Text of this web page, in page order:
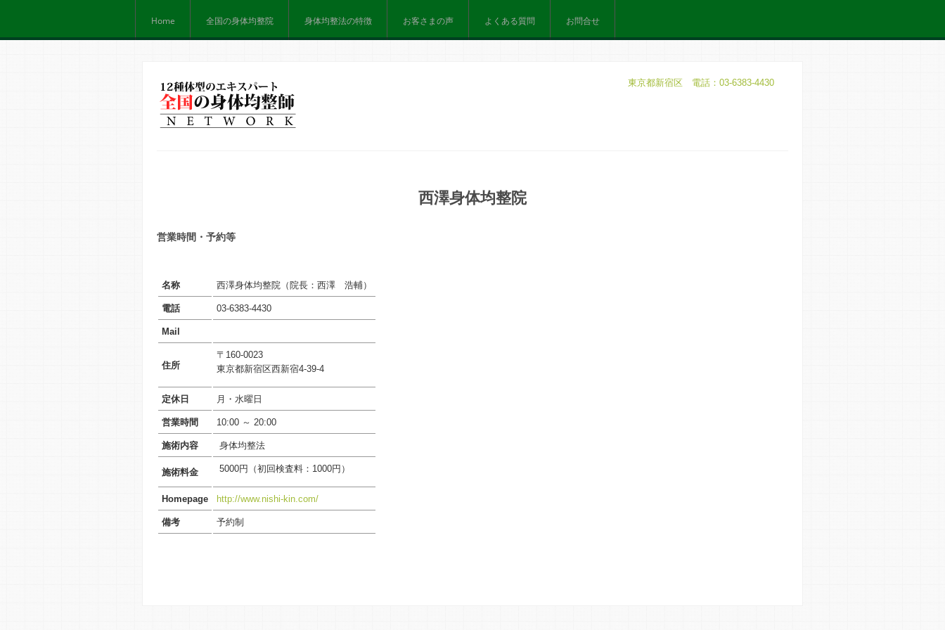
Home 全国の身体均整院 身体均整法の特徴 お客さまの声 よくある質問 お問合せ
東京都新宿区 電話：03-6383-4430
西澤身体均整院
営業時間・予約等
名称 西澤身体均整院（院長： 西澤 浩輔）
電話 03-6383-4430
Mail
住所
〒160-0023
東京都新宿区西新宿4-39-4
定休日 月・水曜日
営業時間 10:00 ～ 20:00
施術内容 身体均整法
施術料金 5000円（初回検査料：1000円）
Homepage http://www.nishi-kin.com/
備考 予約制